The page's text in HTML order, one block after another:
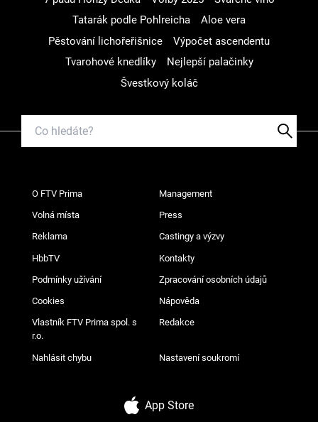
Tatarák podle Pohlreicha
Aloe vera
Pěstování lichořeřišnice
Výpočet ascendentu
Tvarohové knedlíky
Nejlepší palačinky
Švestkový koláč
O FTV Prima Management
Volná místa Press
Reklama Castingy a výzvy
HbbTV Kontakty
Podmínky užívání Zpracování osobních údajů
Cookies Nápověda
Vlastník FTV Prima spol. s
r.o.
Redakce
Nahlásit chybu Nastavení soukromí
App Store